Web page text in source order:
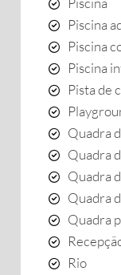
Piscina
Piscina
Piscina
Pista de
Quadra
Quadra
Quadra
Quadra
Quadra
Rio